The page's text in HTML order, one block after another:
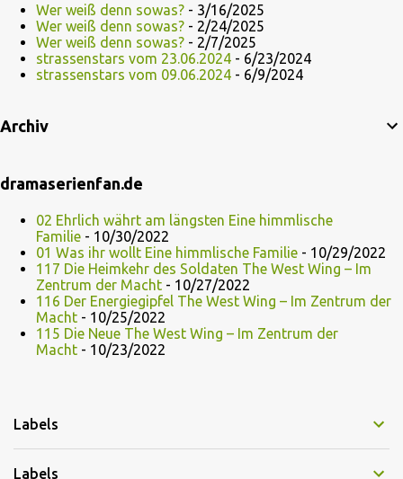
Wer weiß denn sowas? - 3/16/2025
Wer weiß denn sowas? - 2/24/2025
Wer weiß denn sowas? - 2/7/2025
strassenstars vom 23.06.2024 - 6/23/2024
strassenstars vom 09.06.2024 - 6/9/2024
Archiv
dramaserienfan.de
02 Ehrlich währt am längsten Eine himmlische
Familie - 10/30/2022
01 Was ihr wollt Eine himmlische Familie - 10/29/2022
117 Die Heimkehr des Soldaten The West Wing – Im
Zentrum der Macht - 10/27/2022
116 Der Energiegipfel The West Wing – Im Zentrum der
Macht - 10/25/2022
115 Die Neue The West Wing – Im Zentrum der
Macht - 10/23/2022
Labels
Labels